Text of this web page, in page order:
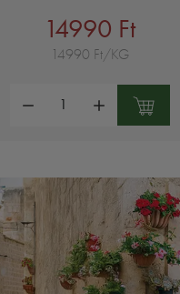
14990 Ft
14990 Ft/KG